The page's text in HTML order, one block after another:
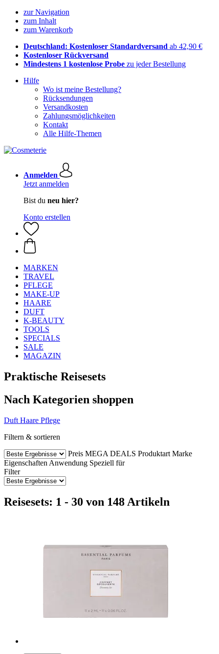
zur Navigation
zum Inhalt
zum Warenkorb
Deutschland: Kostenloser Standardversand ab 42,90 €
Kostenloser Rückversand
Mindestens 1 kostenlose Probe zu jeder Bestellung
Hilfe
Wo ist meine Bestellung?
Rücksendungen
Versandkosten
Zahlungsmöglichkeiten
Kontakt
Alle Hilfe-Themen
Anmelden
Jetzt anmelden
Bist du neu hier?
Konto erstellen
MARKEN
TRAVEL
PFLEGE
MAKE-UP
HAARE
DUFT
K-BEAUTY
TOOLS
SPECIALS
SALE
MAGAZIN
Praktische Reisesets
Nach Kategorien shoppen
Duft Haare Pflege
Filtern & sortieren
Preis MEGA DEALS Produktart Marke
Eigenschaften Anwendung Speziell für
Filter
Reisesets: 1 - 30 von 148 Artikeln